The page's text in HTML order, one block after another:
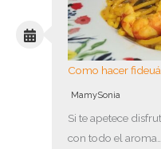
Como hacer
MamySonia
Si te apetece
con todo el aroma…